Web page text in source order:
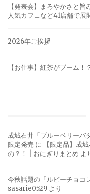
【発表会】まろやかさと
人気カフェなど41店舗で展
2026年ご挨拶
【お仕事】紅茶がブーム
成城石井「ブルーベリーバ
限定発売 に
【限定品】成
の？！ | おにぎりまとめ よ
今秋話題の「ルビーチョコ
sasarie0529 より